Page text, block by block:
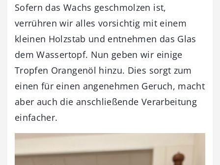
Sofern das Wachs geschmolzen ist,
verrühren wir alles vorsichtig mit einem
kleinen Holzstab und entnehmen das Glas
dem Wassertopf. Nun geben wir einige
Tropfen Orangenöl hinzu. Dies sorgt zum
einen für einen angenehmen Geruch, macht
aber auch die anschließende Verarbeitung
einfacher.